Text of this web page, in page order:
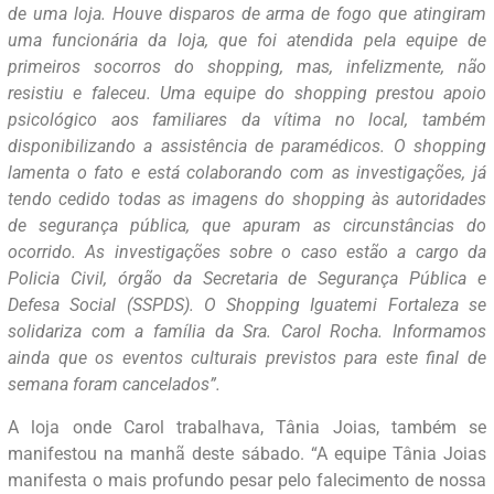
de uma loja. Houve disparos de arma de fogo que atingiram
uma funcionária da loja, que foi atendida pela equipe de
primeiros socorros do shopping, mas, infelizmente, não
resistiu e faleceu. Uma equipe do shopping prestou apoio
psicológico aos familiares da vítima no local, também
disponibilizando a assistência de paramédicos. O shopping
lamenta o fato e está colaborando com as investigações, já
tendo cedido todas as imagens do shopping às autoridades
de segurança pública, que apuram as circunstâncias do
ocorrido. As investigações sobre o caso estão a cargo da
Policia Civil, órgão da Secretaria de Segurança Pública e
Defesa Social (SSPDS). O Shopping Iguatemi Fortaleza se
solidariza com a família da Sra. Carol Rocha. Informamos
ainda que os eventos culturais previstos para este final de
semana foram cancelados”.
A loja onde Carol trabalhava, Tânia Joias, também se
manifestou na manhã deste sábado. “A equipe Tânia Joias
manifesta o mais profundo pesar pelo falecimento de nossa